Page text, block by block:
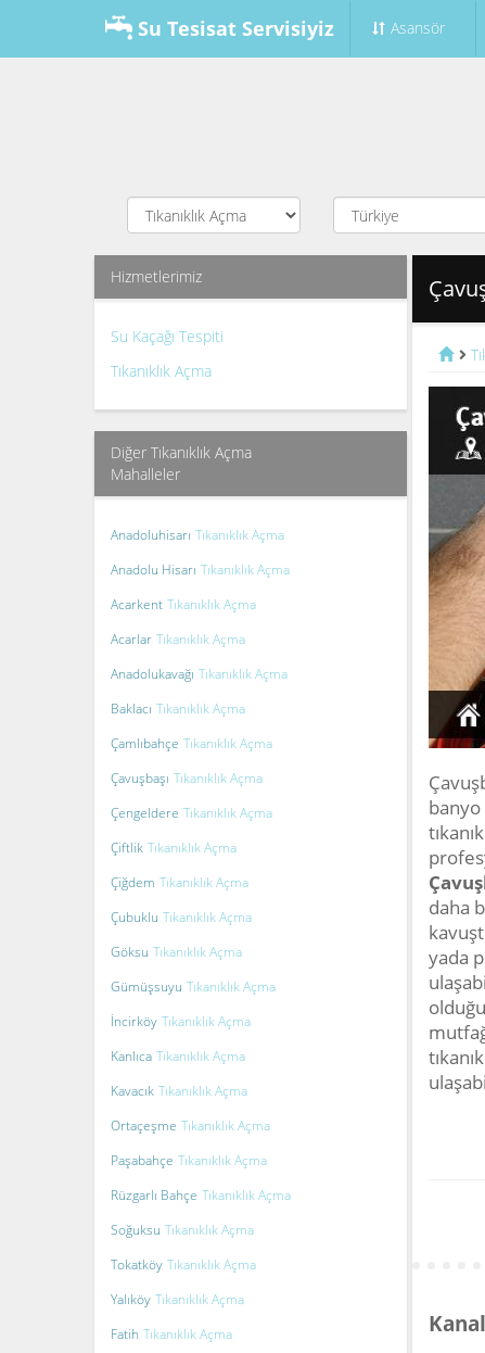
Su Tesisat Servisiyiz Asansör
daha
yada
Hizmetlerimiz
Su Kaçağı Tespiti
Tıkanıklık Açma
Diğer Tıkanıklık Açma
Mahalleler
Anadoluhisarı Tıkanıklık Açma
Anadolu Hisarı Tıkanıklık Açma
Acarkent Tıkanıklık Açma
Acarlar Tıkanıklık Açma
Anadolukavağı Tıkanıklık Açma
Baklacı Tıkanıklık Açma
Çamlıbahçe Tıkanıklık Açma
Çavuşbaşı Tıkanıklık Açma
Çengeldere Tıkanıklık Açma
Çiftlik Tıkanıklık Açma
Çiğdem Tıkanıklık Açma
Çubuklu Tıkanıklık Açma
Göksu Tıkanıklık Açma
Gümüşsuyu Tıkanıklık Açma
İncirköy Tıkanıklık Açma
Kanlıca Tıkanıklık Açma
Kavacık Tıkanıklık Açma
Ortaçeşme Tıkanıklık Açma
Paşabahçe Tıkanıklık Açma
Rüzgarlı Bahçe Tıkanıklık Açma
Soğuksu Tıkanıklık Açma
Tokatköy Tıkanıklık Açma
Yalıköy Tıkanıklık Açma
Fatih Tıkanıklık Açma